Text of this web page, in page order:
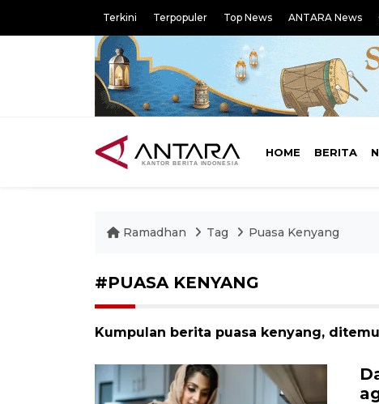
Terkini Terpopuler Top News ANTARA News
HOME BERITA
Ramadhan Tag Puasa Kenyang
#PUASA KENYANG
Kumpulan berita puasa kenyang,